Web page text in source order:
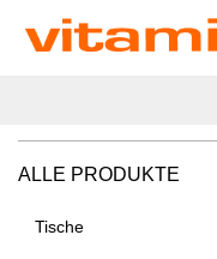
ALLE PRODUKTE
Tische